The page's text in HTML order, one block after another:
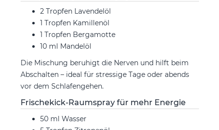
2 Tropfen Lavendelöl
1 Tropfen Kamillenöl
1 Tropfen Bergamotte
10 ml Mandelöl
Die Mischung beruhigt die Nerven und hilft beim
Abschalten – ideal für stressige Tage oder abends
vor dem Schlafengehen.
Frischekick-Raumspray für mehr Energie
50 ml Wasser